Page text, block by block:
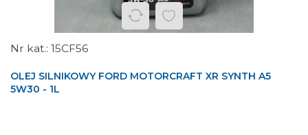
15CF56
OLEJ SILNIKOWY FORD MOTORCRAFT XR SYNTH A5
5W30 - 1L